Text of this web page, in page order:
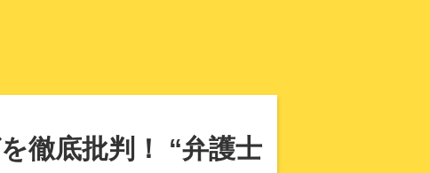
徹底批判！ “弁護士